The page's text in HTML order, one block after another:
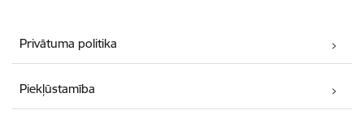
Privātuma politika
Piekļūstamība